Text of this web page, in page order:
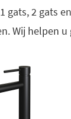
gats, 2 gats
Wij helpen